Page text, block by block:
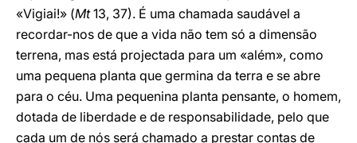
«Vigiai!» (Mt13, 37). É uma chamada saudável a
recordar-nos de que a vida não tem só a dimensão
terrena, mas está projectada para um «além», como
uma pequena planta que germina da terra e se abre
para o céu. Uma pequenina planta pensante, o homem,
dotada de liberdade e de responsabilidade, pelo que
cada um de nós será chamado a prestar contas de